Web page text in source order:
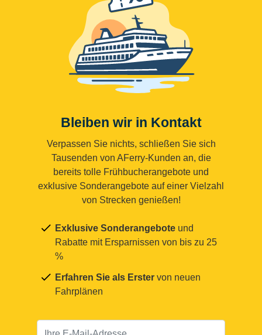
Bleiben wir in Kontakt
Verpassen Sie nichts, schließen Sie sich
Tausenden von AFerry-Kunden an, die
bereits tolle Frühbucherangebote und
exklusive Sonderangebote auf einer Vielzahl
von Strecken genießen!
Exklusive Sonderangebote und
Rabatte mit Ersparnissen von bis zu 25
%
Erfahren Sie als Erster von neuen
Fahrplänen